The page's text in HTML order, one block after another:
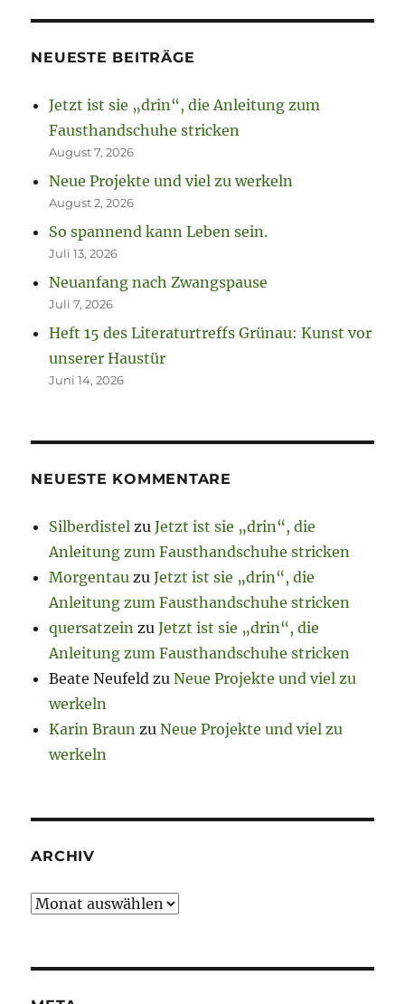
NEUESTE BEITRÄGE
Jetzt ist sie „drin“, die Anleitung zum
Fausthandschuhe stricken
August 7, 2026
Neue Projekte und viel zu werkeln
August 2, 2026
So spannend kann Leben sein.
Juli 13, 2026
Neuanfang nach Zwangspause
Juli 7, 2026
Heft 15 des Literaturtreffs Grünau: Kunst vor
unserer Haustür
Juni 14, 2026
NEUESTE KOMMENTARE
Silberdistel zuJetzt ist sie „drin“, die
Anleitung zum Fausthandschuhe stricken
Morgentau zuJetzt ist sie „drin“, die
Anleitung zum Fausthandschuhe stricken
quersatzein zuJetzt ist sie „drin“, die
Anleitung zum Fausthandschuhe stricken
Beate Neufeld zuNeue Projekte und viel zu
werkeln
Karin Braun zuNeue Projekte und viel zu
werkeln
ARCHIV
Archiv